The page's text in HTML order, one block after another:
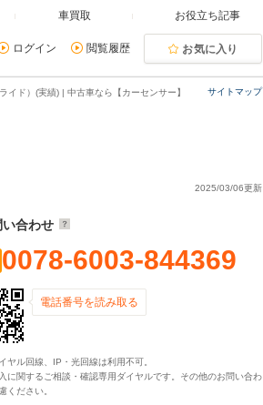
車買取 お役立ち記事
ログイン 閲覧履歴 お気に入り
サイトマップ
イド）(実績) | 中古車なら【カーセンサー】
2025/03/06更新
い合わせ
0078-6003-844369
電話番号を読み取る
ヤル回線、IP・光回線は利用不可。
に関するご相談・確認専用ダイヤルです。その他のお問い合わ
ください。